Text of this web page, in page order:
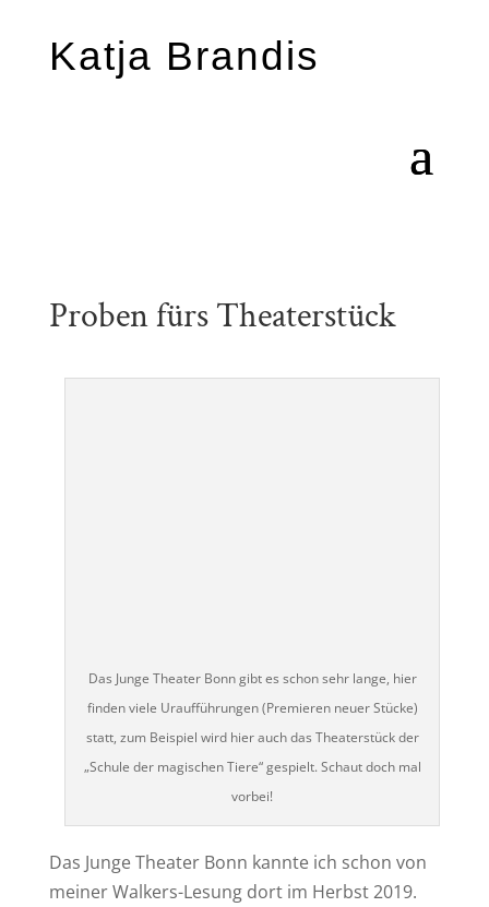
Katja Brandis
Proben fürs Theaterstück
Das Junge Theater Bonn gibt es schon sehr lange, hier
finden viele Uraufführungen (Premieren neuer Stücke)
statt, zum Beispiel wird hier auch das Theaterstück der
„Schule der magischen Tiere“ gespielt. Schaut doch mal
vorbei!
Das Junge Theater Bonn kannte ich schon von
meiner Walkers-Lesung dort im Herbst 2019.